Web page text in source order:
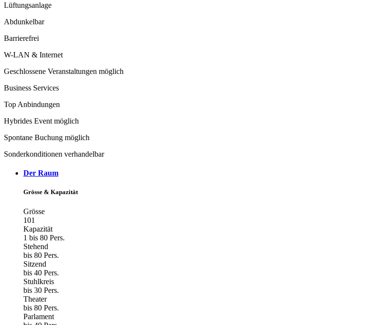
Lüftungsanlage
Abdunkelbar
Barrierefrei
W-LAN & Internet
Geschlossene Veranstaltungen möglich
Business Services
Top Anbindungen
Hybrides Event möglich
Spontane Buchung möglich
Sonderkonditionen verhandelbar
Der Raum
Grösse & Kapazität
Grösse
101
Kapazität
1 bis 80 Pers.
Stehend
bis 80 Pers.
Sitzend
bis 40 Pers.
Stuhlkreis
bis 30 Pers.
Theater
bis 80 Pers.
Parlament